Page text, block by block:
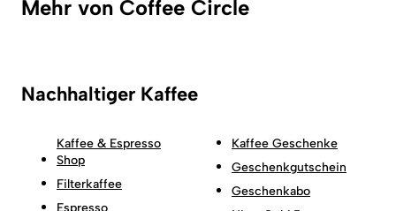
Mehr von Coffee Circle
Nachhaltiger Kaffee
Kaffee & Espresso
Shop
Filterkaffee
Espresso
Kaffee Geschenke
Geschenkgutschein
Geschenkabo